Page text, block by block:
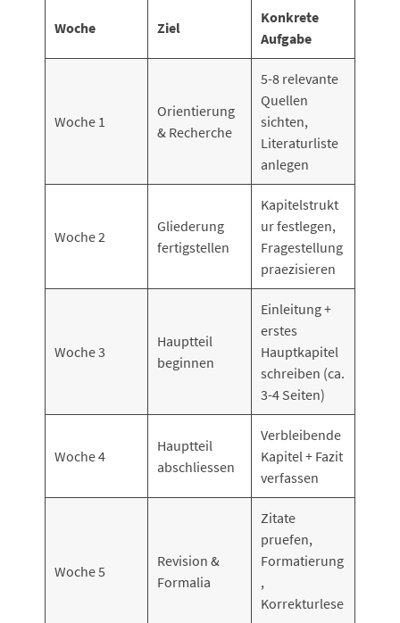
Woche Ziel
Konkrete
Aufgabe
Woche 1
Orientierung
& Recherche
5-8 relevante
Quellen
sichten,
Literaturliste
anlegen
Woche 2
Gliederung
fertigstellen
Kapitelstrukt
ur festlegen,
Fragestellung
praezisieren
Woche 3
Hauptteil
beginnen
Einleitung +
erstes
Hauptkapitel
schreiben (ca.
3-4 Seiten)
Woche 4
Hauptteil
abschliessen
Verbleibende
Kapitel + Fazit
verfassen
Woche 5
Revision &
Formalia
Zitate
pruefen,
Formatierung
,
Korrekturlese